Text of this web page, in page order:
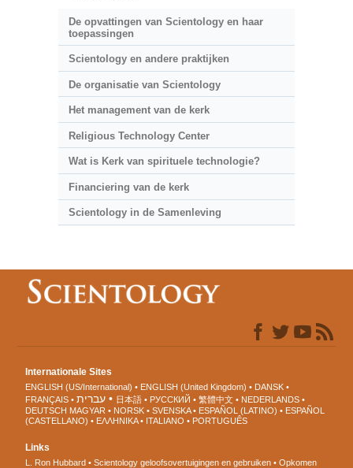
De opvattingen van Scientology en haar
toepassingen
Scientology en andere praktijken
De organisatie van Scientology
Het management van de kerk
Religious Technology Center
Wat is Kerk van spirituele technologie?
Financiering van de kerk
Scientology in de Samenleving
Internationale Sites
ENGLISH (US/International) ENGLISH (United Kingdom)
DANSK
FRANÇAIS
עברית 日本語 РУССКИЙ 繁體中文
NEDERLANDS
DEUTSCH MAGYAR NORSK SVENSKA ESPAÑOL (LATINO)
ESPAÑOL
(CASTELLANO)
ΕΛΛΗΝΙΚA ITALIANO PORTUGUÊS
Links
L. Ron Hubbard Scientology geloofsovertuigingen en gebruiken Opkomen